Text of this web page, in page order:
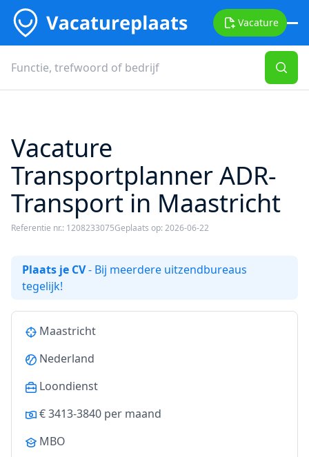
Vacature
Vacature
Transportplanner ADR-
Transport in Maastricht
Referentie nr.: 1208233075Geplaats op: 2026-06-22
Plaats je CV- Bij meerdere uitzendbureaus
tegelijk!
Maastricht
Nederland
Loondienst
€ 3413-3840 per maand
MBO